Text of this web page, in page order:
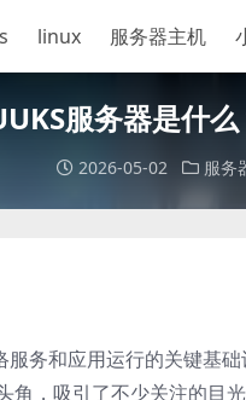
linux 服务器主机
服务器是什
2026-05-02 服务
务和应用运行的关键基
，吸引了不少关注的目